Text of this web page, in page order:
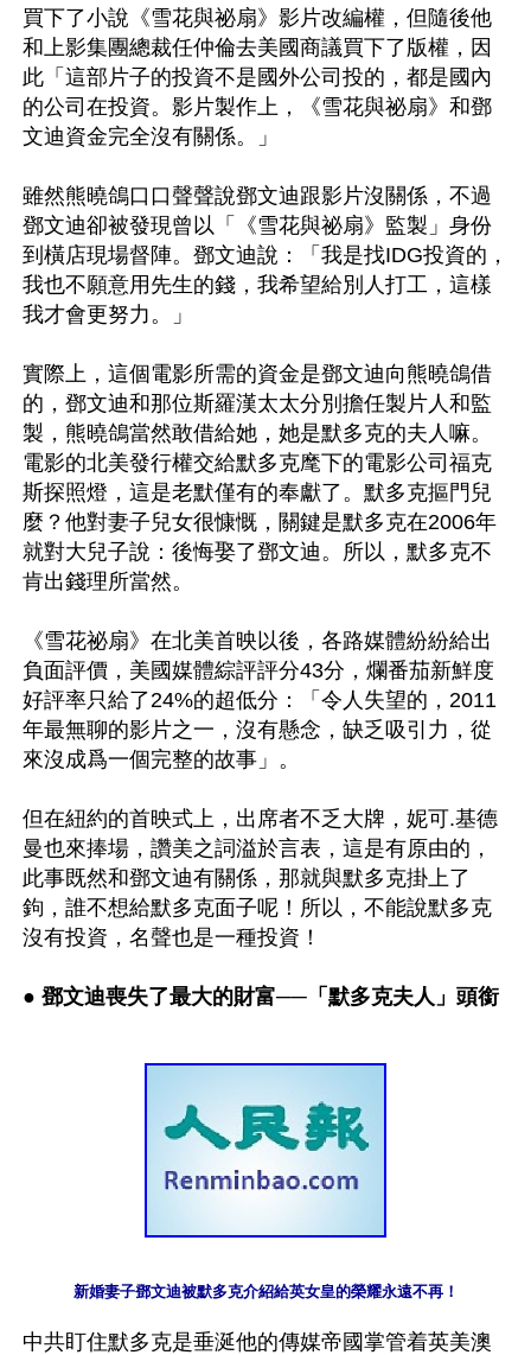
買下了小說《雪花與祕扇》影片改編權，但隨後他
和上影集團總裁任仲倫去美國商議買下了版權，因
此「這部片子的投資不是國外公司投的，都是國內
的公司在投資。影片製作上，《雪花與祕扇》和鄧
文迪資金完全沒有關係。」
雖然熊曉鴿口口聲聲說鄧文迪跟影片沒關係，不過
鄧文迪卻被發現曾以「《雪花與祕扇》監製」身份
到橫店現場督陣。鄧文迪說：「我是找IDG投資的，
我也不願意用先生的錢，我希望給別人打工，這樣
我才會更努力。」
實際上，這個電影所需的資金是鄧文迪向熊曉鴿借
的，鄧文迪和那位斯羅漢太太分別擔任製片人和監
製，熊曉鴿當然敢借給她，她是默多克的夫人嘛。
電影的北美發行權交給默多克麾下的電影公司福克
斯探照燈，這是老默僅有的奉獻了。默多克摳門兒
麼？他對妻子兒女很慷慨，關鍵是默多克在2006年
就對大兒子說：後悔娶了鄧文迪。所以，默多克不
肯出錢理所當然。
《雪花祕扇》在北美首映以後，各路媒體紛紛給出
負面評價，美國媒體綜評評分43分，爛番茄新鮮度
好評率只給了24%的超低分：「令人失望的，2011
年最無聊的影片之一，沒有懸念，缺乏吸引力，從
來沒成爲一個完整的故事」。
但在紐約的首映式上，出席者不乏大牌，妮可.基德
曼也來捧場，讚美之詞溢於言表，這是有原由的，
此事既然和鄧文迪有關係，那就與默多克掛上了
鉤，誰不想給默多克面子呢！所以，不能說默多克
沒有投資，名聲也是一種投資！
● 鄧文迪喪失了最大的財富──「默多克夫人」頭銜
新婚妻子鄧文迪被默多克介紹給英女皇的榮耀永遠不再！
中共盯住默多克是垂涎他的傳媒帝國掌管着英美澳